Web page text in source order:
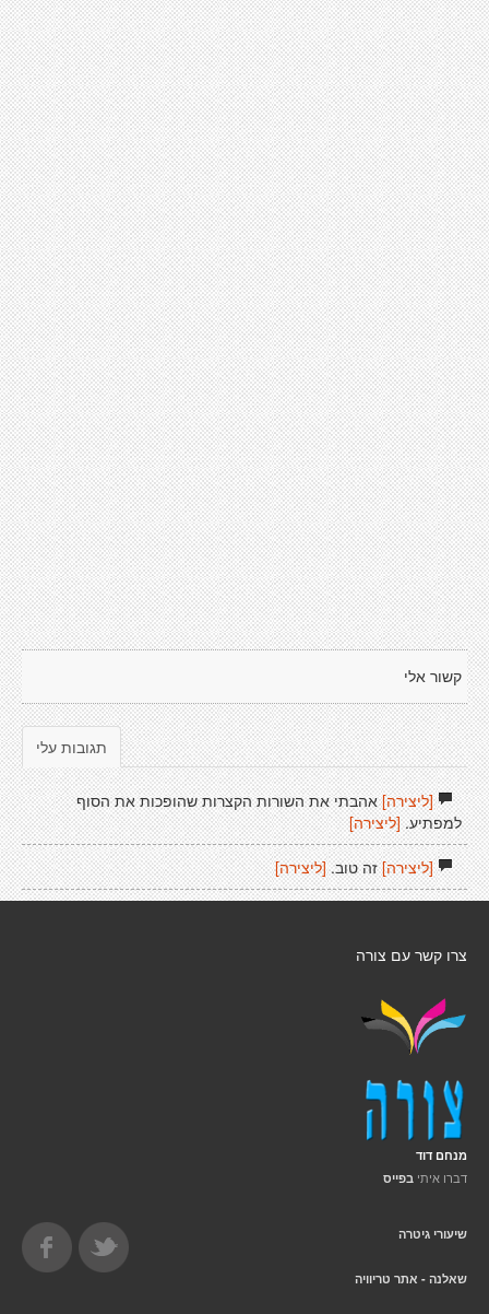
קשור אלי
תגובות עלי
[ליצירה]אהבתי את השורות הקצרות שהופכות את הסוף
למפתיע.[ליצירה]
[ליצירה]זה טוב. [ליצירה]
צרו קשר עם צורה
מנחם דוד
דברו איתי בפייס
שיעורי גיטרה
שאלנה - אתר טריוויה